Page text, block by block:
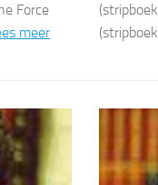
Force
meer